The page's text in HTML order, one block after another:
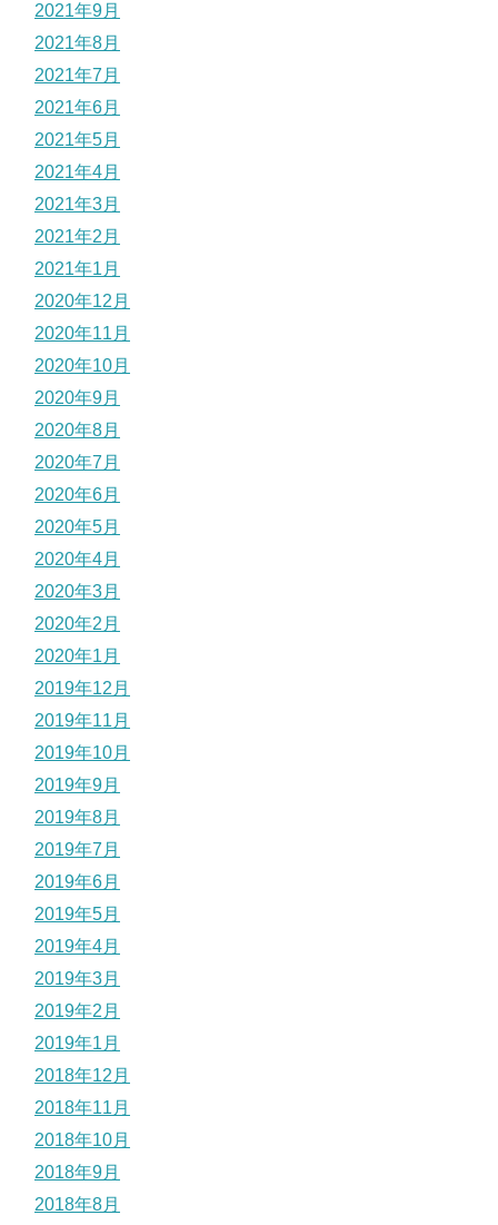
2021年9月
2021年8月
2021年7月
2021年6月
2021年5月
2021年4月
2021年3月
2021年2月
2021年1月
2020年12月
2020年11月
2020年10月
2020年9月
2020年8月
2020年7月
2020年6月
2020年5月
2020年4月
2020年3月
2020年2月
2020年1月
2019年12月
2019年11月
2019年10月
2019年9月
2019年8月
2019年7月
2019年6月
2019年5月
2019年4月
2019年3月
2019年2月
2019年1月
2018年12月
2018年11月
2018年10月
2018年9月
2018年8月